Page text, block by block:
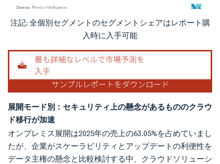
画像 © Mordor Intelligence。再利用にはCC BY 4.0の表示が必要です。
注記: 全個別セグメントのセグメントシェアはレポート購
入時に入手可能
展開モード別：セキュリティ上の懸念があるもののクラウ
ド移行が加速
オンプレミス展開は2025年の売上の63.05%を占めていまし
たが、企業がスケーラビリティとアップデートの利便性を
データ主権の懸念と比較検討する中、クラウドソリューシ